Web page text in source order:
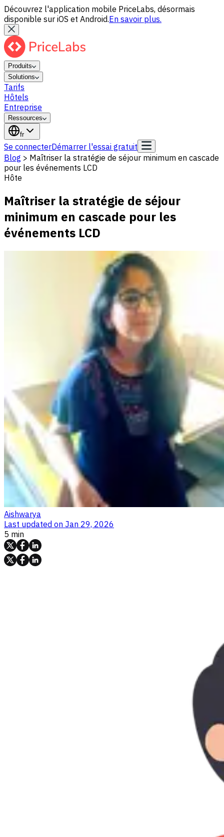
Découvrez l'application mobile PriceLabs, désormais
disponible sur iOS et Android.En savoir plus.
Produits
Solutions
Tarifs
Hôtels
Entreprise
Ressources
fr
Se connecterDémarrer l'essai gratuit
Blog > Maîtriser la stratégie de séjour minimum en cascade
pour les événements LCD
Hôte
Maîtriser la stratégie de séjour
minimum en cascade pour les
événements LCD
Aishwarya
Last updated on Jan 29, 2026
5 min